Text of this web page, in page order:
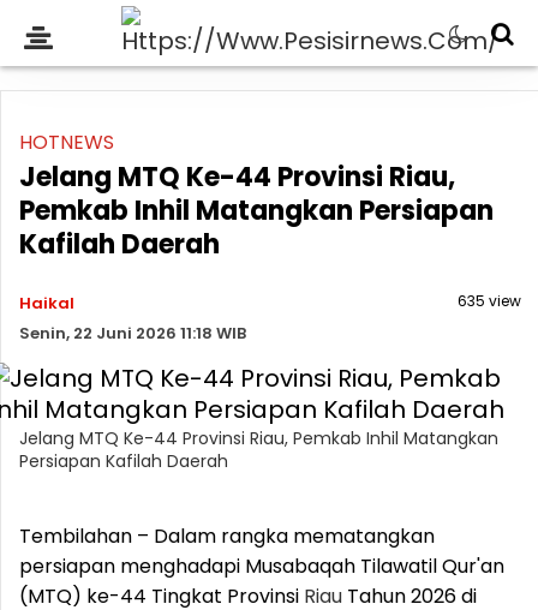
HOTNEWS
Jelang MTQ Ke-44 Provinsi Riau,
Pemkab Inhil Matangkan Persiapan
Kafilah Daerah
Haikal
Senin, 22 Juni 2026 11:18 WIB
635 view
Jelang MTQ Ke-44 Provinsi Riau, Pemkab Inhil Matangkan
Persiapan Kafilah Daerah
Tembilahan – Dalam rangka mematangkan
persiapan menghadapi Musabaqah Tilawatil Qur'an
(MTQ) ke-44 Tingkat Provinsi Riau Tahun 2026 di